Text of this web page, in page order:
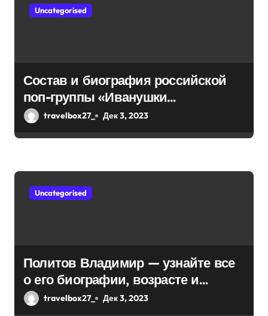
я
м
Uncategorised
Состав и биография российской
поп-группы «Иванушки
интернешнл» — история успеха,
travelbox27_ Дек 3, 2023
Uncategorised
Политов Владимир — узнайте все
о его биографии, возрасте и
впечатляющих достижениях!
travelbox27_ Дек 3, 2023